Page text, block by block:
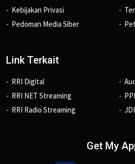
Kebijakan Privasi
Pedoman Media Siber
Link Terkait
RRI Digital
RRI NET Streaming
RRI Radio Streaming
Get My